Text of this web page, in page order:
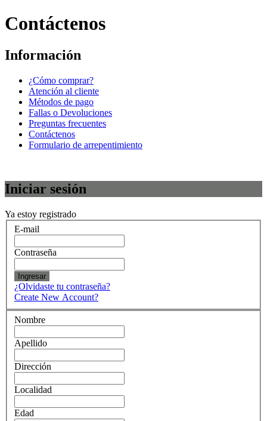
Contáctenos
Información
¿Cómo comprar?
Atención al cliente
Métodos de pago
Fallas o Devoluciones
Preguntas frecuentes
Contáctenos
Formulario de arrepentimiento
Iniciar sesión
Ya estoy registrado
E-mail
Contraseña
Ingresar
¿Olvidaste tu contraseña?
Create New Account?
Nombre
Apellido
Dirección
Localidad
Edad